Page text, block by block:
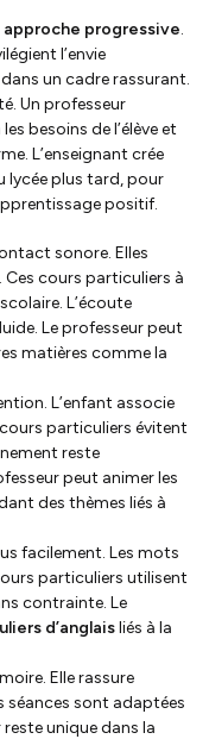
approche progressive.
l’envie
un cadre rassurant.
Un professeur
besoins de l’élève et
L’enseignant crée
lycée plus tard, pour
positif.
sonore. Elles
Ces cours particuliers à
L’écoute
Le professeur peut
matières comme la
L’enfant associe
particuliers évitent
reste
peut animer les
des thèmes liés à
facilement. Les mots
particuliers utilisent
contrainte. Le
d’anglaisliés à la
Elle rassure
séances sont adaptées
unique dans la